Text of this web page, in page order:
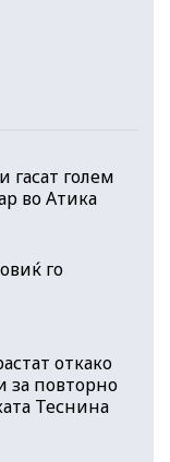
голем
во Атика
го
откако
за повторно
Теснина